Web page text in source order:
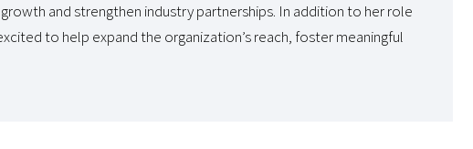
and strengthen industry partnerships. In addition to her role
to help expand the organization’s reach, foster meaningful